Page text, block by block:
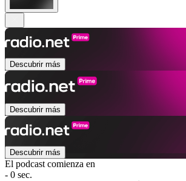
Descubrir más
Descubrir más
Descubrir más
El podcast comienza en
- 0 sec.